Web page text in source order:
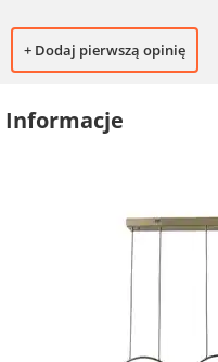
+ Dodaj pierwszą opinię
Informacje